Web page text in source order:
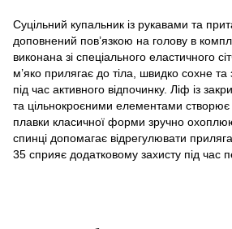
Суцільний купальник із рукавами та
доповнений пов’язкою на голову в
виконана зі спеціального еластичного
м’яко прилягає до тіла, швидко сохне
під час активного відпочинку. Ліф із
та цільнокроєними елементами створює
плавки класичної форми зручно
спинці допомагає відрегулювати
35 сприяє додатковому захисту під час